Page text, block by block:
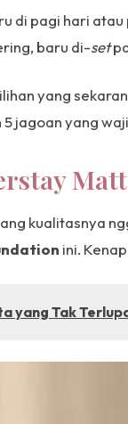
di pagi hari
baru di-set
yang
jagoan yang
kualitasnya
ini.
yang Tak